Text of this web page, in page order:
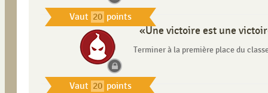
Vaut 20 points
Vaut 20 points
«Une victoire est une
Terminer à la première place du